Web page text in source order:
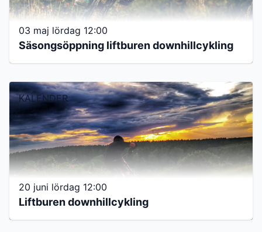
03 maj lördag 12:00
Säsongsöppning liftburen downhillcykling
KALENDER
20 juni lördag 12:00
Liftburen downhillcykling